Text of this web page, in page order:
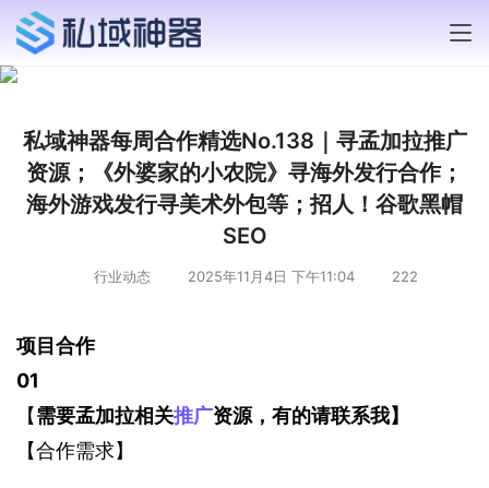
私域神器每周合作精选No.138｜寻孟加拉推广
资源；《外婆家的小农院》寻海外发行合作；
海外游戏发行寻美术外包等；招人！谷歌黑帽
SEO
行业动态 2025年11月4日 下午11:04 222
项目合作
01
【需要孟加拉相关推广资源，有的请联系我】
【合作需求】